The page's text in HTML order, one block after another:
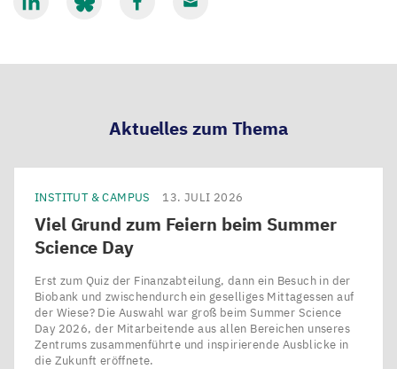
Aktuelles zum Thema
INSTITUT & CAMPUS 13. JULI 2026
Viel Grund zum Feiern beim Summer
Science Day
Erst zum Quiz der Finanzabteilung, dann ein Besuch in der
Biobank und zwischendurch ein geselliges Mittagessen auf
der Wiese? Die Auswahl war groß beim Summer Science
Day 2026, der Mitarbeitende aus allen Bereichen unseres
Zentrums zusammenführte und inspirierende Ausblicke in
die Zukunft eröffnete.